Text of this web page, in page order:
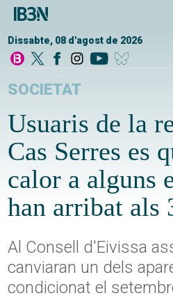
Dissabte, 08 d'agost de 2026
SOCIETAT
Usuaris de la
Cas Serres es
calor a alguns
han arribat als
Al Consell d'Eivissa
canviaran un dels
condicionat el